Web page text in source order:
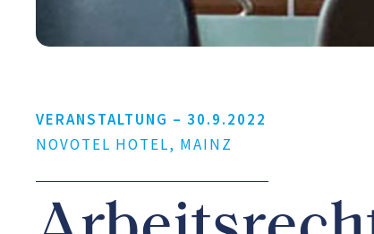
VERANSTALTUNG – 30.9.2022
NOVOTEL HOTEL, MAINZ